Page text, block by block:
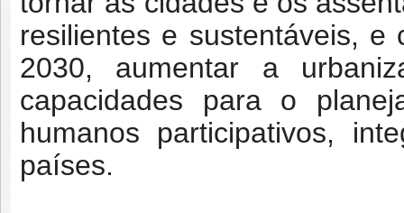
resilientes e sustentáveis,
2030, aumentar a
capacidades para o
humanos participativos,
países.